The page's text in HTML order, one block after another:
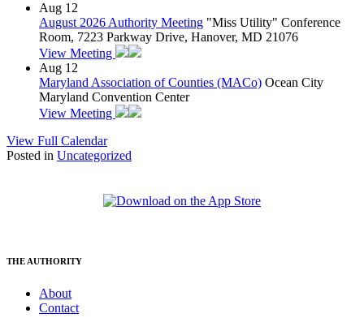
Aug 12
August 2026 Authority Meeting "Miss Utility" Conference
Room, 7223 Parkway Drive, Hanover, MD 21076
View Meeting
Aug 12
Maryland Association of Counties (MACo) Ocean City
Maryland Convention Center
View Meeting
View Full Calendar
Posted in Uncategorized
THE AUTHORITY
About
Contact